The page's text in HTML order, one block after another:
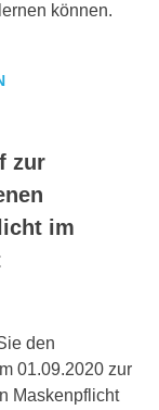
können.
zur
im
SCHROEER
den
01.09.2020 zur
Maskenpflicht